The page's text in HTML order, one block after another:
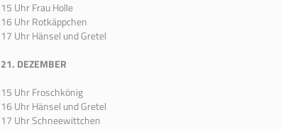
15 Uhr Frau Holle
16 Uhr Rotkäppchen
17 Uhr Hänsel und Gretel
21. DEZEMBER
15 Uhr Froschkönig
16 Uhr Hänsel und Gretel
17 Uhr Schneewittchen